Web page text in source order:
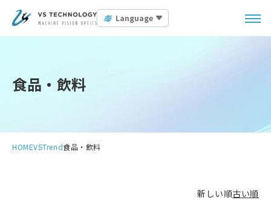
Language
食品・飲料
HOMEVSTrend食品・飲料
新しい順古い順